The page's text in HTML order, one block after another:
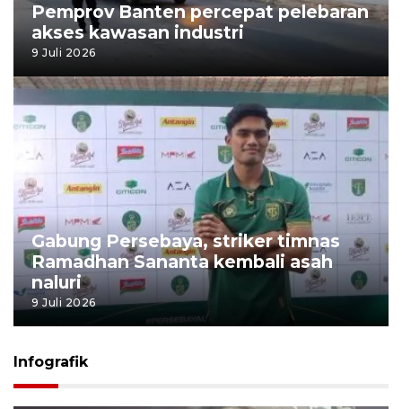
Pemprov Banten percepat pelebaran
akses kawasan industri
9 Juli 2026
Gabung Persebaya, striker timnas
Ramadhan Sananta kembali asah
naluri
9 Juli 2026
Infografik